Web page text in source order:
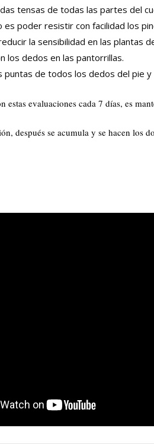
tensas de todas las partes del
es poder resistir con facilidad los
la sensibilidad en las plantas
los dedos en las pantorrillas.
puntas de todos los dedos del pie y
estas evaluaciones cada 7 días, es
después se acumula y se hacen los